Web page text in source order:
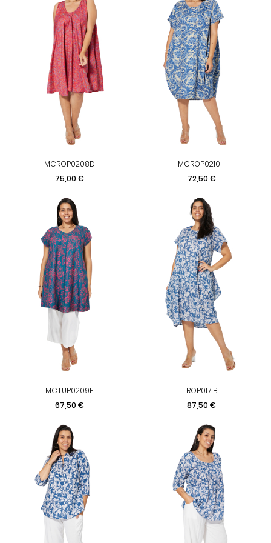
MCROP0208D
Preis
75,00 €
MCROP0210H
Preis
72,50 €
MCTUP0209E
Preis
67,50 €
ROP0171B
Preis
87,50 €